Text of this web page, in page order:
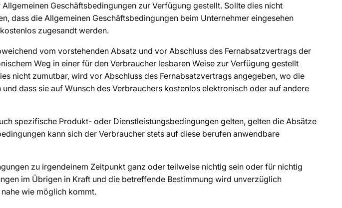
Geschäftsbedingungen zur Verfügung gestellt. Sollte dies nicht
dass die Allgemeinen Geschäftsbedingungen beim Unternehmer eingesehen
zugesandt werden.
vom vorstehenden Absatz und vor Abschluss des Fernabsatzvertrags der
Weg in einer für den Verbraucher lesbaren Weise zur Verfügung gestellt
nicht zumutbar, wird vor Abschluss des Fernabsatzvertrags angegeben, wo die
dass sie auf Wunsch des Verbrauchers kostenlos elektronisch oder auf andere
spezifische Produkt- oder Dienstleistungsbedingungen gelten, gelten die Absätze
kann sich der Verbraucher stets auf diese berufen anwendbare
zu irgendeinem Zeitpunkt ganz oder teilweise nichtig sein oder für nichtig
im Übrigen in Kraft und die betreffende Bestimmung wird unverzüglich
wie möglich kommt.